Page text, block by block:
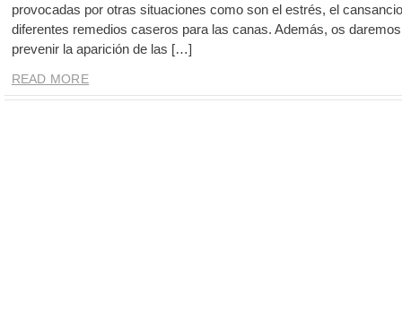
provocadas por otras situaciones como son el estrés, el
diferentes remedios caseros para las canas. Además, os
prevenir la aparición de las […]
READ MORE